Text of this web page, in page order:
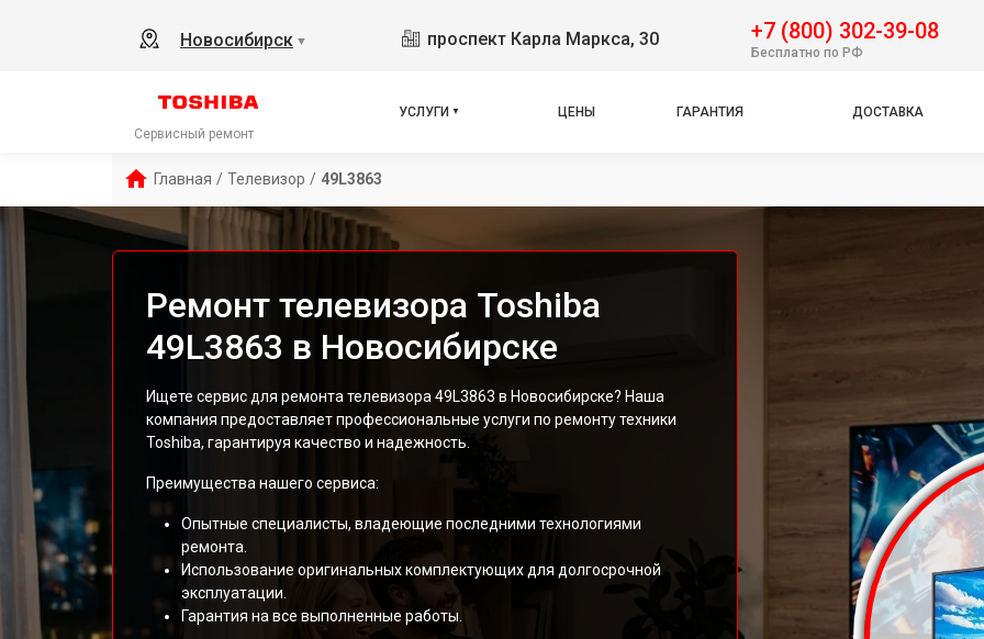
Новосибирск ▼ проспект Карла Маркса, 30 +7 (800) 302-39-08
Бесплатно по РФ
Сервисный ремонт
УСЛУГИ ЦЕНЫ ГАРАНТИЯ ДОСТАВКА
Главная / Телевизор / 49L3863
Ремонт телевизора Toshiba
49L3863 в Новосибирске
Ищете сервис для ремонта телевизора 49L3863 в Новосибирске? Наша
компания предоставляет профессиональные услуги по ремонту техники
Toshiba, гарантируя качество и надежность.
Преимущества нашего сервиса:
Опытные специалисты, владеющие последними технологиями
ремонта.
Использование оригинальных комплектующих для долгосрочной
эксплуатации.
Гарантия на все выполненные работы.